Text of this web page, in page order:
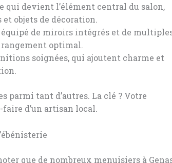
qui devient l’élément central du salon,
objets de décoration.
de miroirs intégrés et de
optimal.
soignées, qui ajoutent charme et
parmi tant d’autres. La clé ? Votre
d’un artisan local.
que de nombreux menuisiers à